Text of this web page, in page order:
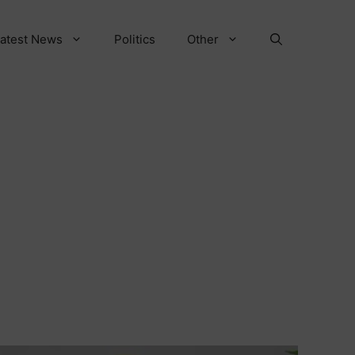
News Politics Other